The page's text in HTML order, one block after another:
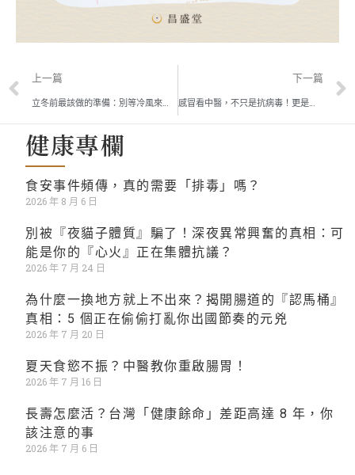
上一篇
立冬前最該做的準備：別等冷風來才養生
下一篇
感冒看中醫，不只是抗病毒！更是提升正氣、維持身心運作的「系統性支持療法」
健康專欄
食安事件頻傳，真的需要「排毒」嗎？
2026 年 8 月 6 日
別被『夜貓子體質』騙了！深夜異常興奮的真相：可
能是你的『心火』正在集體抗議？
2026 年 7 月 24 日
為什麼一換地方就上不出來？揭開腸道的『認馬桶』
真相：5 個正在偷偷打亂你出國節奏的元兇
2026 年 7 月 20 日
夏天食慾不振？中醫教你重啟腸胃！
2026 年 7 月 16 日
長壽怎麼活？台灣「健康餘命」差距高達 8 年，你
該注意的事
2026 年 7 月 6 日